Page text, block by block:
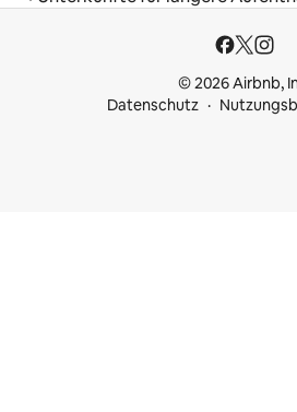
© 2026 Airbnb,
Datenschutz